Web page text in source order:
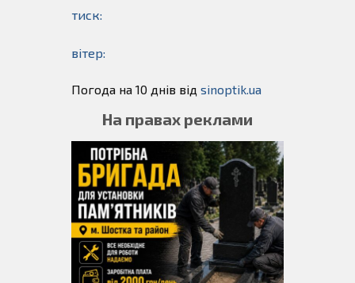
тиск:
вітер:
Погода на 10 днів від sinoptik.ua
На правах реклами